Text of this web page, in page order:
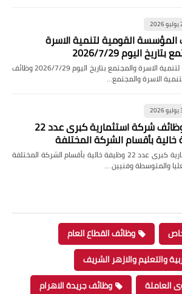
القومية لتنمية الاسرة
اليوم 2026/7/29
وظائف المؤسسة القومية لتنمية الاسرة والمجتمع بتاريخ اليوم 2026/7/29 وظائف
الاسرة والمجتمع…
اعلان وظائف شركة استثمارية كبرى عدد 22
بأقسام الشركة المختلفة
اعلان وظائف شركة استثمارية كبرى عدد 22 وظيفة خالية بأقسام الشركة المختلفة
والمتوسطة وفنيين …
وظائف القطاع العام
والتعليم والازهر الشريف
العاملة
وظائف جريدة الاهرام